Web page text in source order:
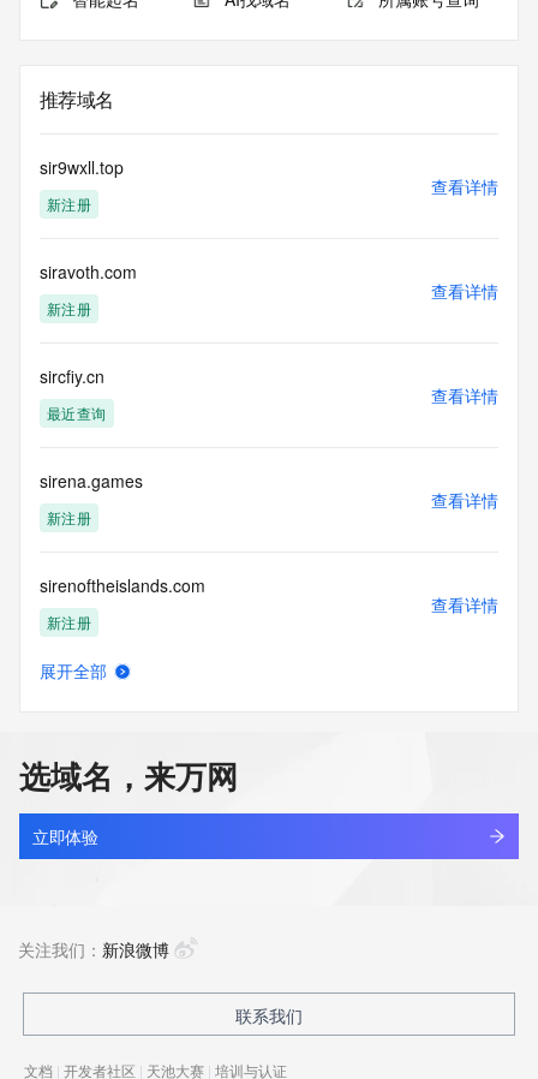
推荐域名
sir9wxll.top
新注册
查看详情
siravoth.com
新注册
查看详情
sircfiy.cn
最近查询
查看详情
sirena.games
新注册
查看详情
sirenoftheislands.com
新注册
查看详情
siri.cn
最近查询
查看详情
最近查询
展开全部
选域名，来万网
立即体验
关注我们： 新浪微博
联系我们
文档 | 开发者社区 | 天池大赛 | 培训与认证